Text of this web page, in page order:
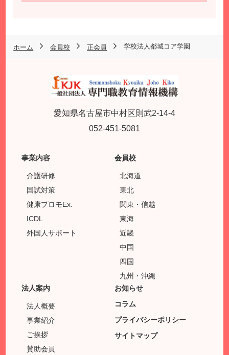
ホーム 会員校 正会員 学校法人都城コア学園
愛知県名古屋市中村区則武2-14-4
052-451-5081
事業内容
介護研修
国試対策
健康プロモEx.
ICDL
外国人サポート
会員校
北海道
東北
関東・信越
東海
近畿
中国
四国
九州・沖縄
法人案内
法人概要
事業紹介
ご挨拶
賛助会員
お知らせ
コラム
プライバシーポリシー
サイトマップ